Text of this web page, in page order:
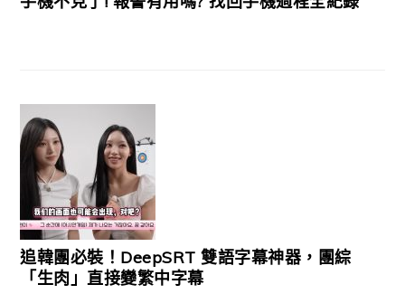
追韓團必裝！DeepSRT 雙語字幕神器，團綜
「生肉」直接變繁中字幕